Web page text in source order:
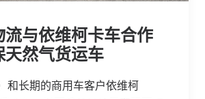
流与依维柯卡车合作
天然气货运车
和长期的商用车客户依维柯